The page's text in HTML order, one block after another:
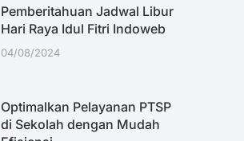
Pemberitahuan Jadwal Libur
Hari Raya Idul Fitri Indoweb
04/08/2024
Optimalkan Pelayanan PTSP
di Sekolah dengan Mudah